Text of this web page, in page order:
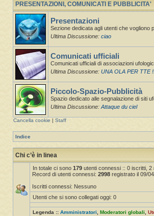
PRESENTAZIONI, COMUNICATI E PUBBLICITA'
Presentazioni
Sezione dedicata agli utenti che vogliono
Ultima Discussione: ciao
Comunicati ufficiali
Comunicati ufficiali di associazioni
Ultima Discussione: UNA OLA PER TTE
Piccolo-Spazio-Pubblicità
Spazio dedicato alle segnalazione di siti
Ultima Discussione: Attaque du ciel
Cancella cookie Staff
Indice
Chi c’è in linea
In totale ci sono 179 utenti connessi :: 0 iscritti, 2
Record di utenti connessi: 2998 registrato il 09/
Iscritti connessi: Nessuno
Utenti che si sono collegati oggi: 0
Legenda :: Amministratori, Moderatori globali,